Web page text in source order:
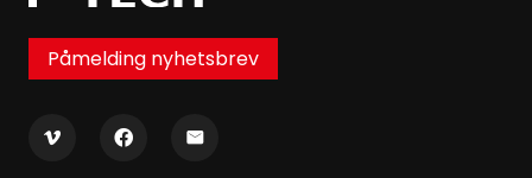
Påmelding nyhetsbrev